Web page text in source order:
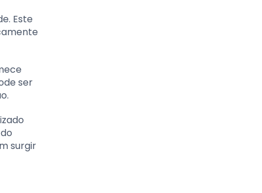
Este
ser
surgir